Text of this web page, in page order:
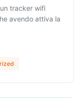
tracker wifi
avendo attiva la